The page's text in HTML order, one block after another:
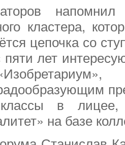
кластера,
цепочка со
лет
в лицее,
на базе